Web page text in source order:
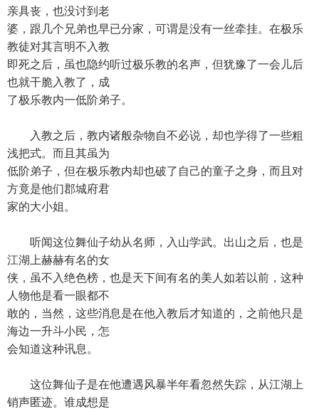
亲具丧，也没讨到老
婆，跟几个兄弟也早已分家，可谓是没有一丝牵挂。在极乐
教徒对其言明不入教
即死之后，虽也隐约听过极乐教的名声，但犹豫了一会儿后
也就干脆入教了，成
了极乐教内一低阶弟子。
入教之后，教内诸般杂物自不必说，却也学得了一些粗
浅把式。而且其虽为
低阶弟子，但在极乐教内却也破了自己的童子之身，而且对
方竟是他们郡城府君
家的大小姐。
听闻这位舞仙子幼从名师，入山学武。出山之后，也是
江湖上赫赫有名的女
侠，虽不入绝色榜，也是天下间有名的美人如若以前，这种
人物他是看一眼都不
敢的，当然，这些消息是在他入教后才知道的，之前他只是
海边一升斗小民，怎
会知道这种讯息。
这位舞仙子是在他遭遇风暴半年看忽然失踪，从江湖上
销声匿迹。谁成想是